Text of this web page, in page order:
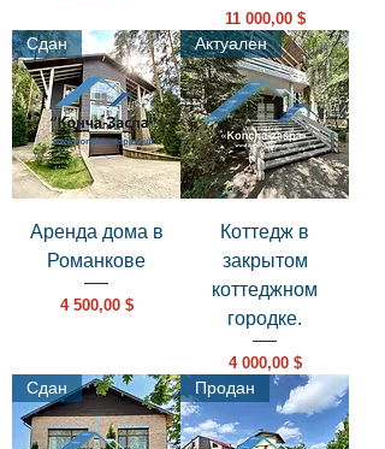
Цена
11 000,00 $
Сдан
Аренда дома в
Романкове
Цена
4 500,00 $
Актуален
Коттедж в
закрытом
коттеджном
городке.
Цена
4 000,00 $
Сдан Продан